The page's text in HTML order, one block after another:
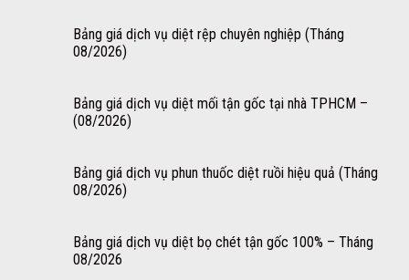
Bảng giá dịch vụ diệt rệp chuyên nghiệp (Tháng
08/2026)
Bảng giá dịch vụ diệt mối tận gốc tại nhà TPHCM –
(08/2026)
Bảng giá dịch vụ phun thuốc diệt ruồi hiệu quả (Tháng
08/2026)
Bảng giá dịch vụ diệt bọ chét tận gốc 100% – Tháng
08/2026